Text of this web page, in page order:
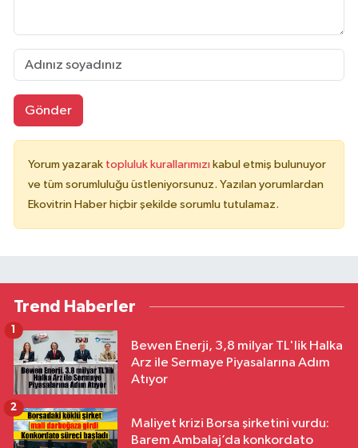
Gönder
Yorum yazarak topluluk kurallarımızı kabul etmiş bulunuyor
ve tüm sorumluluğu üstleniyorsunuz. Yazılan yorumlardan
Ekovitrin Haber hiçbir şekilde sorumlu tutulamaz.
Trend Haberler
Bewen Enerji, 3,8 milyar TL'lik Halka
Arz ile Sermaye Piyasalarına Adım
Atıyor
1
Maliyet krizi Borsa şirketini vurdu:
Barem Ambalaj’da konkordato
2